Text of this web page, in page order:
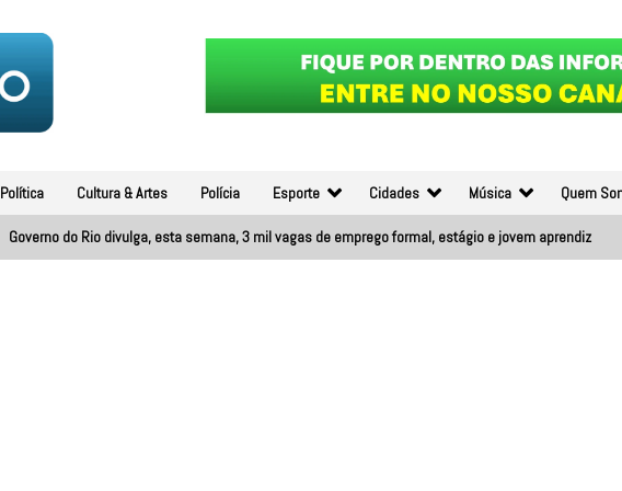
Política Cultura & Artes Polícia Esporte Cidades Música Quem
Governo do Rio divulga, esta semana, 3 mil vagas de emprego formal, estágio e jovem aprendiz